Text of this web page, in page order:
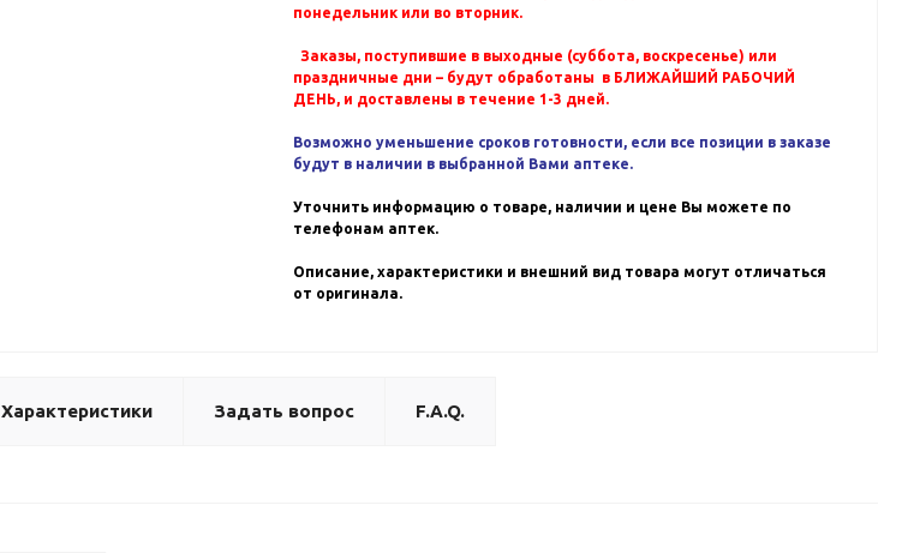
понедельник или во вторник.
Заказы, поступившие в выходные (суббота, воскресенье) или
праздничные дни – будут обработаны в БЛИЖАЙШИЙ РАБОЧИЙ
ДЕНЬ, и доставлены в течение 1-3 дней.
Возможно уменьшение сроков готовности, если все позиции в заказе
будут в наличии в выбранной Вами аптеке.
Уточнить информацию о товаре, наличии и цене Вы можете по
телефонам аптек.
Описание, характеристики и внешний вид товара могут отличаться
от оригинала.
Характеристики Задать вопрос F.A.Q.